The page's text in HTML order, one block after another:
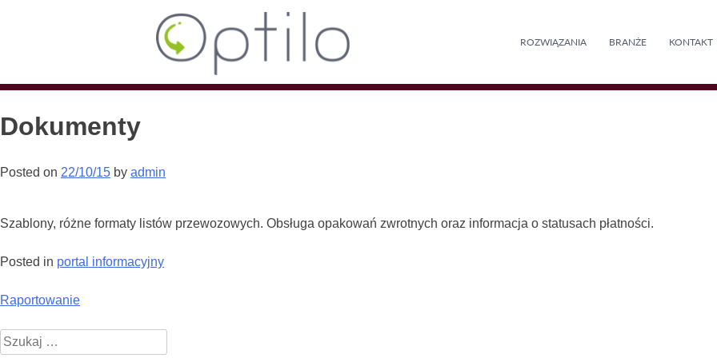
ROZWIĄZANIA BRANŻE KONTAKT
Dokumenty
Posted on 22/10/15 by admin
Szablony, różne formaty listów przewozowych. Obsługa opakowań zwrotnych oraz informacja o statusach płatności.
Posted in portal informacyjny
Nawigacja
wpisu
Raportowanie
Szukaj: